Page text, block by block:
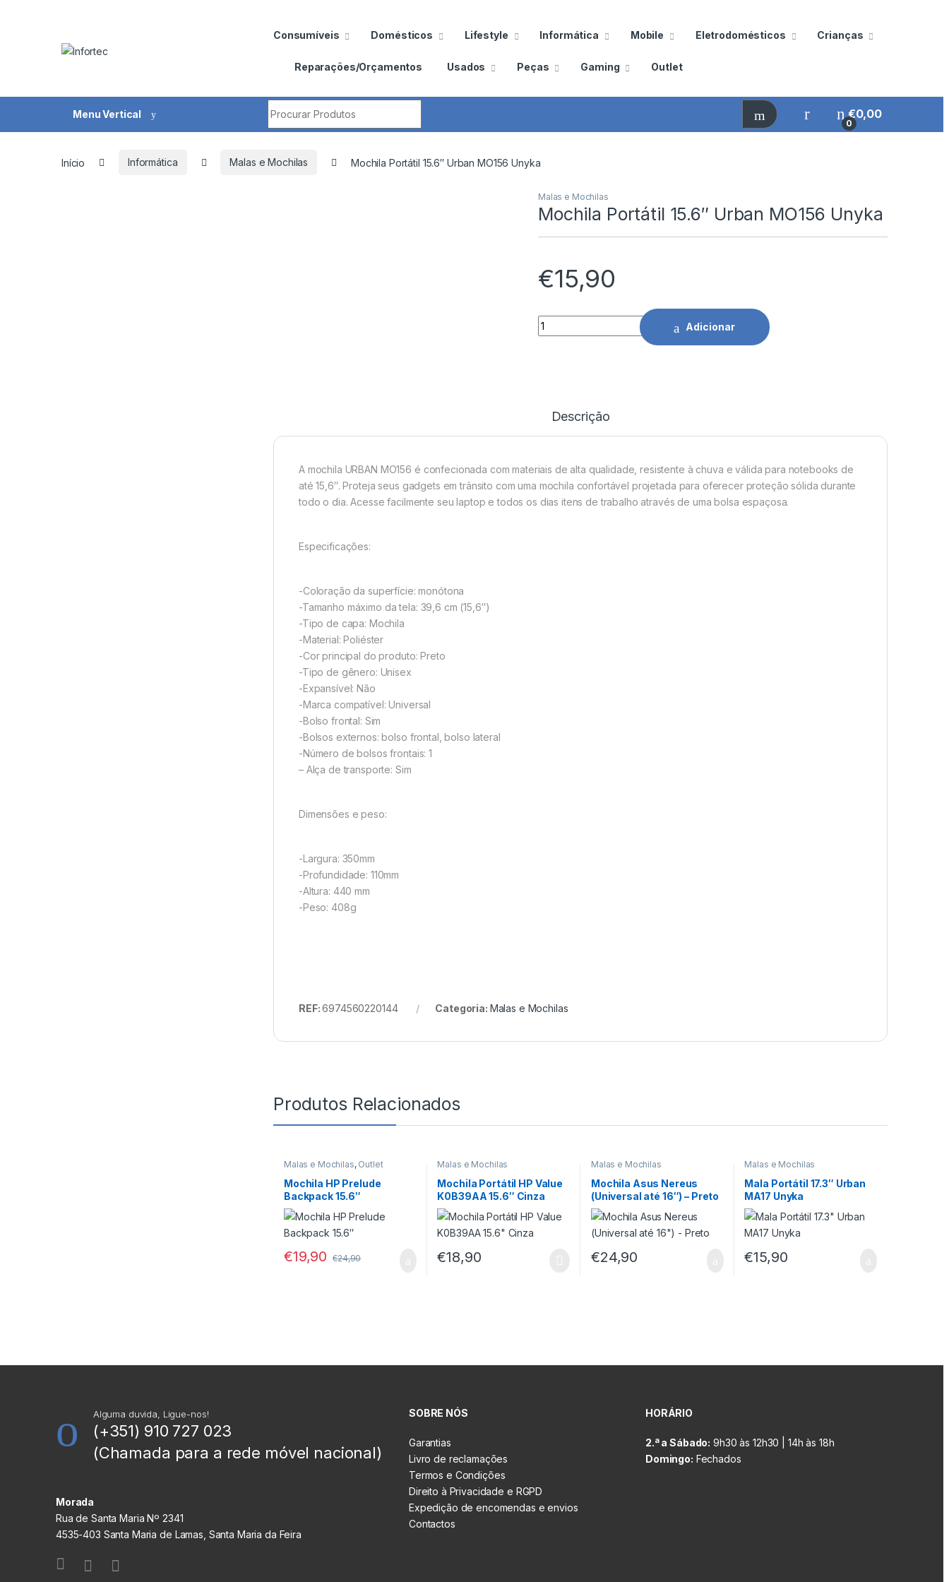
Consumíveis Domésticos Lifestyle Informática Mobile Eletrodomésticos Crianças
Reparações/Orçamentos Usados Peças Gaming Outlet
Menu Vertical
0
€0,00
Início Informática Malas e Mochilas Mochila Portátil 15.6″ Urban MO156 Unyka
Malas e Mochilas
Mochila Portátil 15.6″ Urban MO156 Unyka
€15,90
Mochila Portátil 15.6" Urban MO156 Unyka quantidade
Adicionar
Descrição
A mochila URBAN MO156 é confecionada com materiais de alta qualidade, resistente à chuva e válida para notebooks de
até 15,6″. Proteja seus gadgets em trânsito com uma mochila confortável projetada para oferecer proteção sólida durante
todo o dia. Acesse facilmente seu laptop e todos os dias itens de trabalho através de uma bolsa espaçosa.
Especificações:
-Coloração da superfície: monótona
-Tamanho máximo da tela: 39,6 cm (15,6″)
-Tipo de capa: Mochila
-Material: Poliéster
-Cor principal do produto: Preto
-Tipo de gênero: Unisex
-Expansível: Não
-Marca compatível: Universal
-Bolso frontal: Sim
-Bolsos externos: bolso frontal, bolso lateral
-Número de bolsos frontais: 1
– Alça de transporte: Sim
Dimensões e peso:
-Largura: 350mm
-Profundidade: 110mm
-Altura: 440 mm
-Peso: 408g
REF:6974560220144 Categoria: Malas e Mochilas
Produtos Relacionados
Malas e Mochilas, Outlet
Mochila HP Prelude
Backpack 15.6″
€19,90 €24,90
Malas e Mochilas
Mochila Portátil HP Value
K0B39AA 15.6″ Cinza
€18,90
Malas e Mochilas
Mochila Asus Nereus
(Universal até 16″) – Preto
€24,90
Malas e Mochilas
Mala Portátil 17.3″ Urban
MA17 Unyka
€15,90
Alguma duvida, Ligue-nos!
(+351) 910 727 023
(Chamada para a rede móvel nacional)
Morada
Rua de Santa Maria Nº 2341
4535-403 Santa Maria de Lamas, Santa Maria da Feira
SOBRE NÓS
Garantias
Livro de reclamações
Termos e Condições
Direito à Privacidade e RGPD
Expedição de encomendas e envios
Contactos
HORÁRIO
2.ª a Sábado: 9h30 às 12h30 | 14h às 18h
Domingo: Fechados